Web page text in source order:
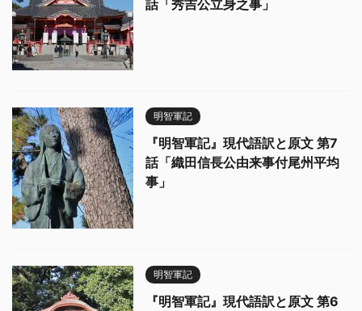
話「秀吉公立身之事」
明智軍記
『明智軍記』現代語訳と原文 第7
話「織田信長公由来事付尾州平均
事」
明智軍記
『明智軍記』現代語訳と原文 第6